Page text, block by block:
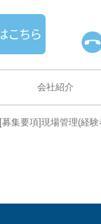
会社紹介
[募集要項]現場管理(経験